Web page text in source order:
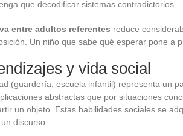
que decodificar sistemas contradictorios
entre adultos referentes reduce
Un niño que sabe qué esperar pone a
y vida social
(guardería, escuela infantil) representa un
abstractas que por situaciones
un objeto. Estas habilidades sociales se
discurso.